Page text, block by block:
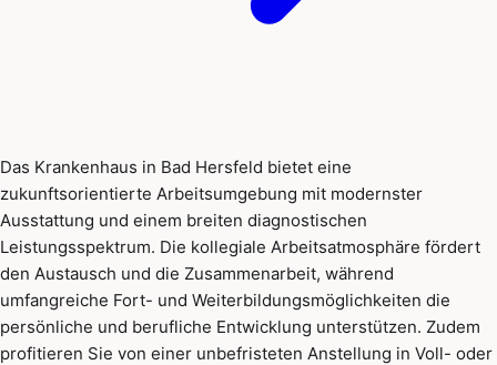
Das Krankenhaus in Bad Hersfeld bietet eine
zukunftsorientierte Arbeitsumgebung mit modernster
Ausstattung und einem breiten diagnostischen
Leistungsspektrum. Die kollegiale Arbeitsatmosphäre fördert
den Austausch und die Zusammenarbeit, während
umfangreiche Fort- und Weiterbildungsmöglichkeiten die
persönliche und berufliche Entwicklung unterstützen. Zudem
profitieren Sie von einer unbefristeten Anstellung in Voll- oder